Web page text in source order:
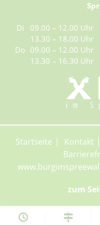
Di
09.00 – 12.00 Uhr
13.30 – 18.00 Uhr
Do 09.00 – 12.00 Uhr
13.30 – 16.30 Uhr
Startseite Kontakt
zum